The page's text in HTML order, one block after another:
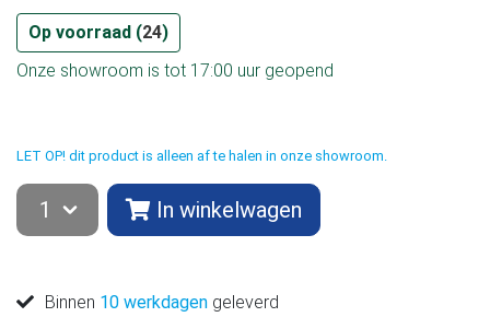
Op voorraad (24)
Onze showroom is tot 17:00 uur geopend
LET OP! dit product is alleen af te halen in onze showroom.
In winkelwagen
Binnen 10 werkdagen geleverd